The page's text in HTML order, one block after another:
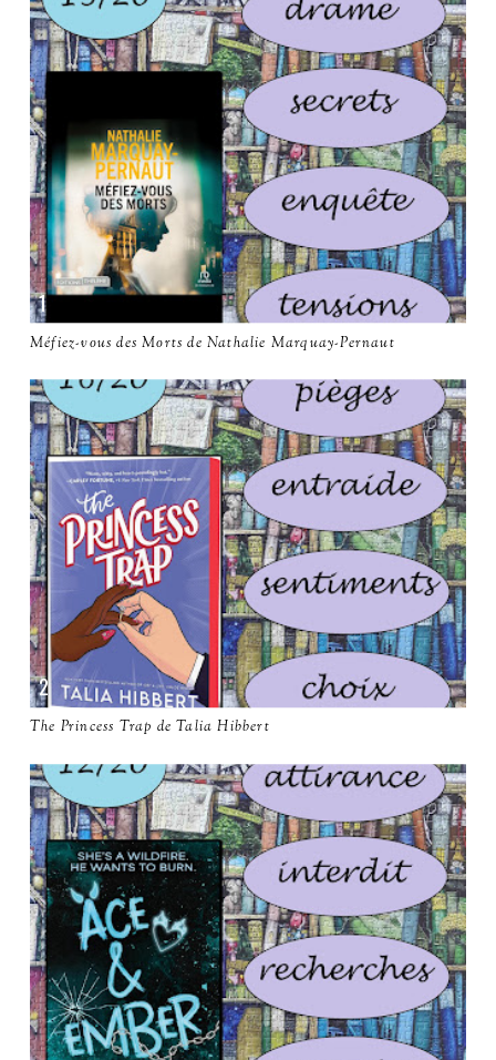
Méfiez-vous des Morts de Nathalie Marquay-Pernaut
The Princess Trap de Talia Hibbert